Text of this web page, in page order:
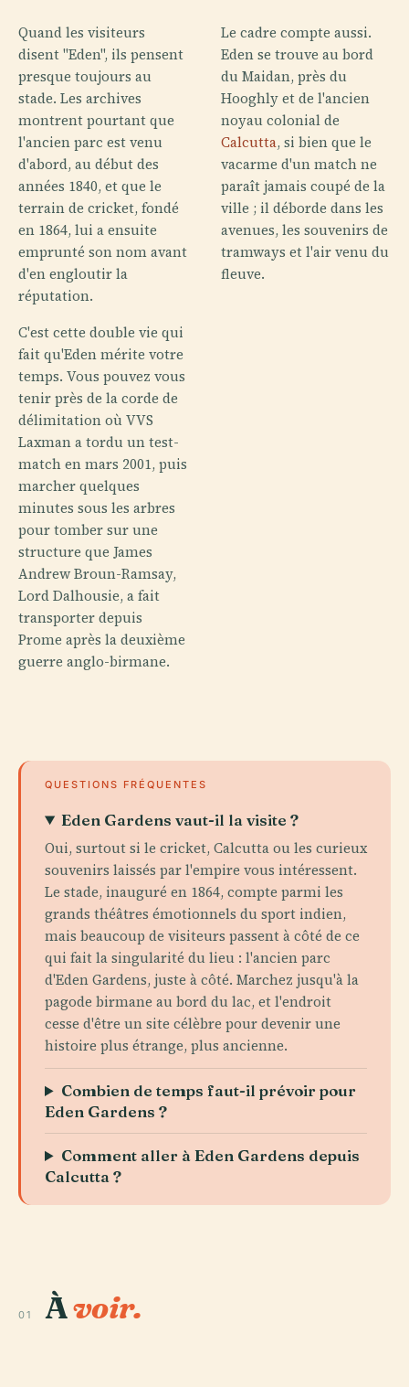
Quand les visiteurs
disent "Eden", ils pensent
presque toujours au
stade. Les archives
montrent pourtant que
l'ancien parc est venu
d'abord, au début des
années 1840, et que le
terrain de cricket, fondé
en 1864, lui a ensuite
emprunté son nom avant
d'en engloutir la
réputation.
C'est cette double vie qui
fait qu'Eden mérite votre
temps. Vous pouvez vous
tenir près de la corde de
délimitation où VVS
Laxman a tordu un test-
match en mars 2001, puis
marcher quelques
minutes sous les arbres
pour tomber sur une
structure que James
Andrew Broun-Ramsay,
Lord Dalhousie, a fait
transporter depuis
Prome après la deuxième
guerre anglo-birmane.
Le cadre compte aussi.
Eden se trouve au bord
du Maidan, près du
Hooghly et de l'ancien
noyau colonial de
Calcutta, si bien que le
vacarme d'un match ne
paraît jamais coupé de la
ville ; il déborde dans les
avenues, les souvenirs de
tramways et l'air venu du
fleuve.
QUESTIONS FRÉQUENTES
Eden Gardens vaut-il la visite ?
Oui, surtout si le cricket, Calcutta ou les curieux
souvenirs laissés par l'empire vous intéressent.
Le stade, inauguré en 1864, compte parmi les
grands théâtres émotionnels du sport indien,
mais beaucoup de visiteurs passent à côté de ce
qui fait la singularité du lieu : l'ancien parc
d'Eden Gardens, juste à côté. Marchez jusqu'à la
pagode birmane au bord du lac, et l'endroit
cesse d'être un site célèbre pour devenir une
histoire plus étrange, plus ancienne.
Combien de temps faut-il prévoir pour
Eden Gardens ?
Comment aller à Eden Gardens depuis
Calcutta ?
01 Àvoir.